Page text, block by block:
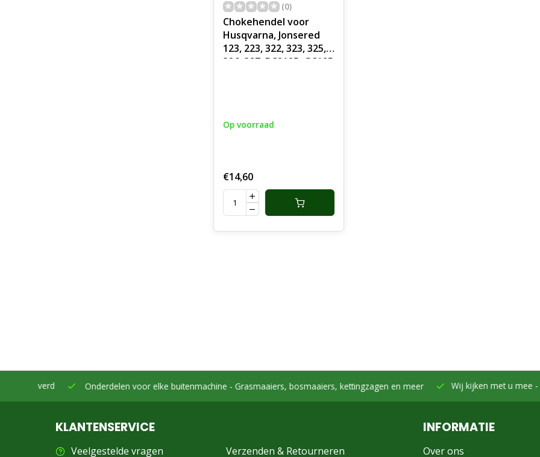
(0)
Chokehendel voor
Husqvarna, Jonsered
123, 223, 322, 323, 325,
326, 327, BC2125, GC125
Op voorraad
€14,60
Onderdelen voor elke buitenmachine -Grasmaaiers, bosmaaiers, kettingzagen en meer Wij kijken met u mee -
KLANTENSERVICE
Veelgestelde vragen
Verzenden & Retourneren
INFORMATIE
Over ons